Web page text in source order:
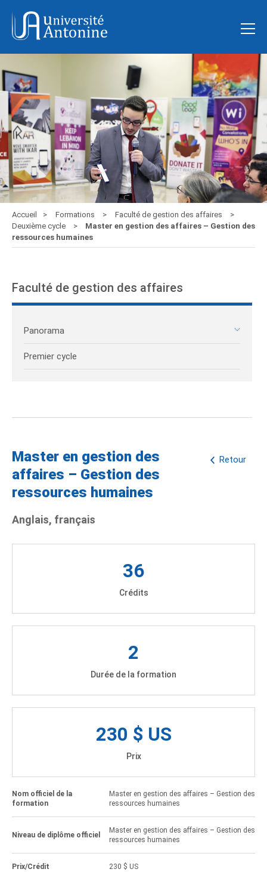
Accueil Formations
Faculté de gestion des affaires
Deuxième cycle
Master en gestion des affaires – Gestion des
ressources humaines
Faculté de gestion des affaires
Panorama
Premier cycle
Retour
Master en gestion des
affaires – Gestion des
ressources humaines
Anglais, français
36
Crédits
2
Durée de la formation
230 $ US
Prix
Nom officiel de la
formation
Master en gestion des affaires – Gestion des
ressources humaines
Niveau de diplôme officiel
Master en gestion des affaires – Gestion des
ressources humaines
Prix/Crédit 230 $ US